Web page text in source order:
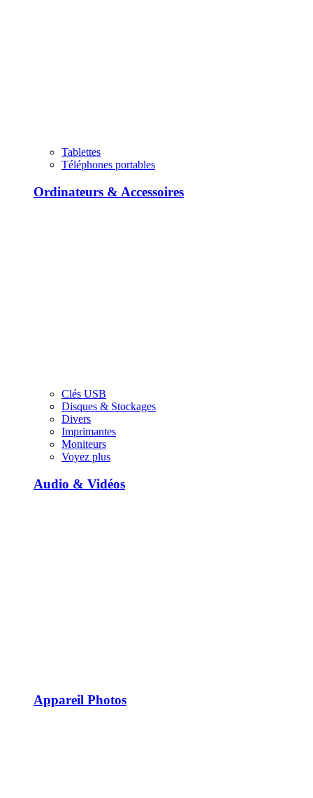
Tablettes
Téléphones portables
Ordinateurs & Accessoires
Clés USB
Disques & Stockages
Divers
Imprimantes
Moniteurs
Voyez plus
Audio & Vidéos
Appareil Photos